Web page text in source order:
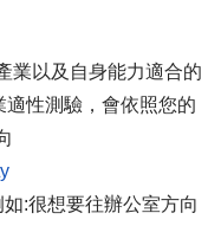
業以及自身能力適合的
性測驗，會依照您的
:很想要往辦公室方向